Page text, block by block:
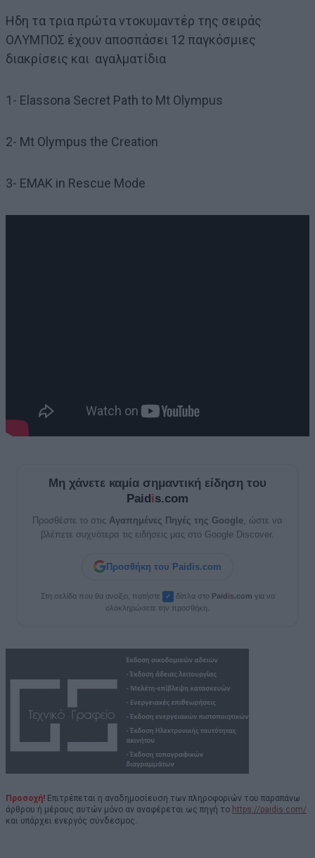
Ηδη τα τρια πρώτα ντοκυμαντέρ της σειράς
ΟΛΥΜΠΟΣ έχουν αποσπάσει 12 παγκόσμιες
διακρίσεις και αγαλματίδια
1- Elassona Secret Path to Mt Olympus
2- Mt Olympus the Creation
3- EMAK in Rescue Mode
Μη χάνετε καμία σημαντική είδηση του
Paidis.com
Προσθέστε το στις Αγαπημένες Πηγές της Google , ώστε να
βλέπετε συχνότερα τις ειδήσεις μας στο Google Discover.
Προσθήκη του Paidis.com
Στη σελίδα που θα ανοίξει, πατήστε ✓ δίπλα στο Paidis.com για να
ολοκληρώσετε την προσθήκη.
Προσοχή! Επιτρέπεται η αναδημοσίευση των πληροφοριών του παραπάνω
άρθρου ή μέρους αυτών μόνο αν αναφέρεται ως πηγή το https://paidis.com/
και υπάρχει ενεργός σύνδεσμος.